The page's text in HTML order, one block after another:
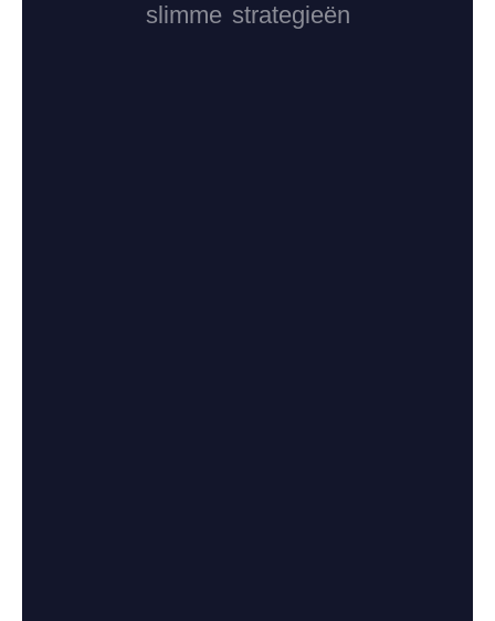
slimme strategieën